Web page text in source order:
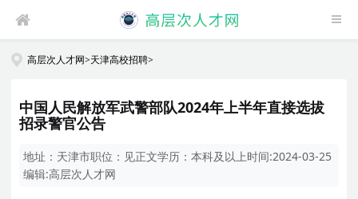
高层次人才网>天津高校招聘>
中国人民解放军武警部队2024年上半年直接选拔
招录警官公告
地址： 天津市职位： 见正文学历：本科及以上时间:2024-03-25
编辑:高层次人才网